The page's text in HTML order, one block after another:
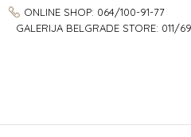
ONLINE SHOP: 064/100-91-77
GALERIJA BELGRADE STORE: 011/